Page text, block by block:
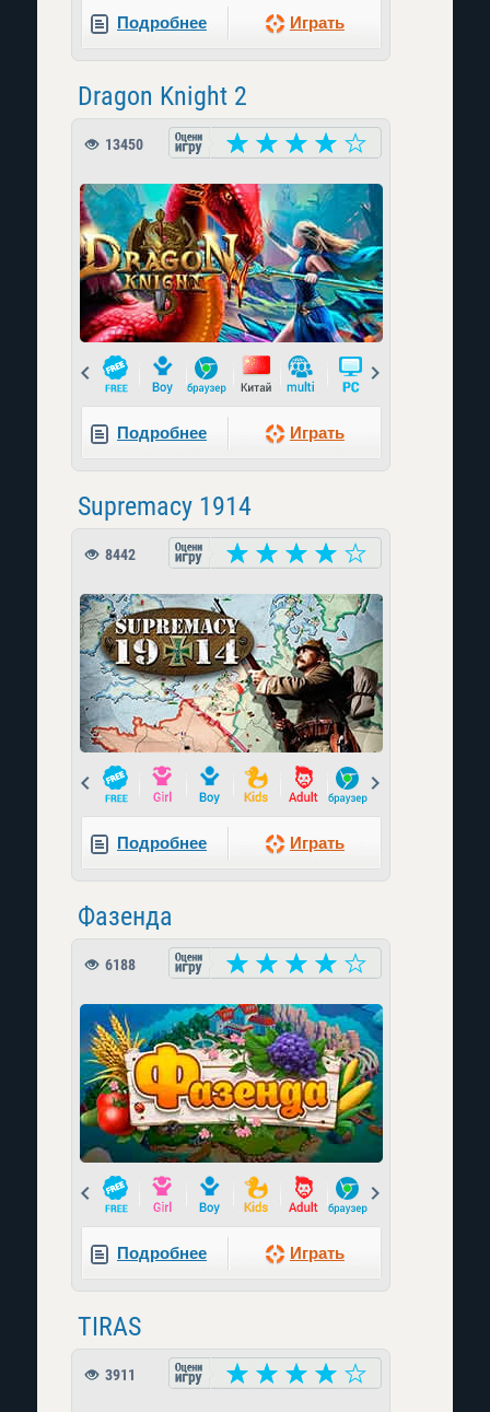
Подробнее Играть
Dragon Knight 2
13450
Prev
Подробнее Играть
Supremacy 1914
8442
Prev
Подробнее Играть
Фазенда
6188
Prev
Подробнее Играть
TIRAS
3911